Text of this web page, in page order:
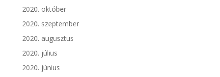
2020. október
2020. szeptember
2020. augusztus
2020. július
2020. június